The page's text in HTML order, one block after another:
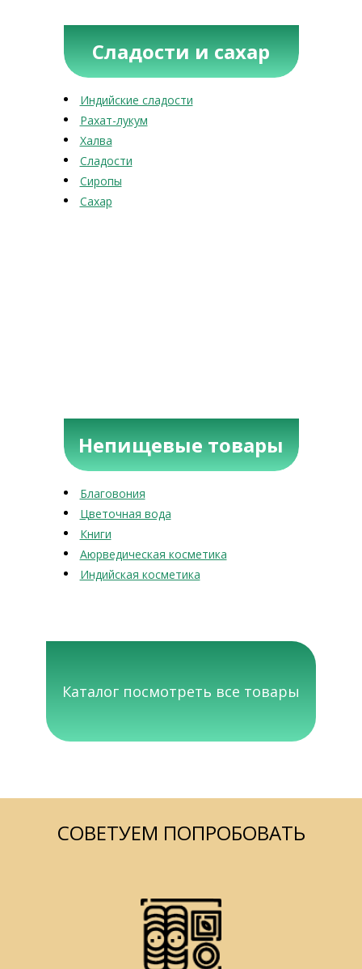
Сладости и сахар
Индийские сладости
Рахат-лукум
Халва
Сладости
Сиропы
Сахар
Непищевые товары
Благовония
Цветочная вода
Книги
Аюрведическая косметика
Индийская косметика
Каталог посмотреть все товары
СОВЕТУЕМ ПОПРОБОВАТЬ